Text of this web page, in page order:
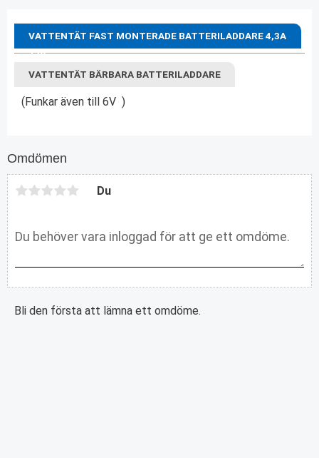
VATTENTÄT FAST MONTERADE BATTERILADDARE 4,3A
12V
VATTENTÄT BÄRBARA BATTERILADDARE
(Funkar även till 6V )
Omdömen
Du
Bli den första att lämna ett omdöme.